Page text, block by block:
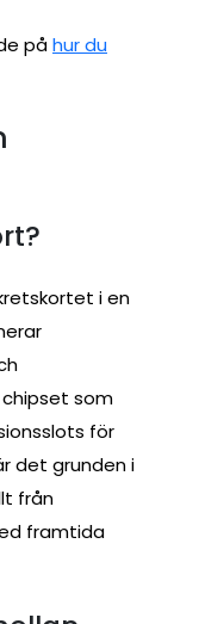
påhur du
i en
som
för
det grunden i
från
framtida